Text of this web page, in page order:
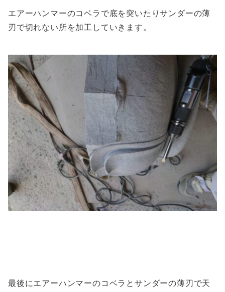
エアーハンマーのコベラで底を突いたりサンダーの薄
刃で切れない所を加工していきます。
最後にエアーハンマーのコベラとサンダーの薄刃で天